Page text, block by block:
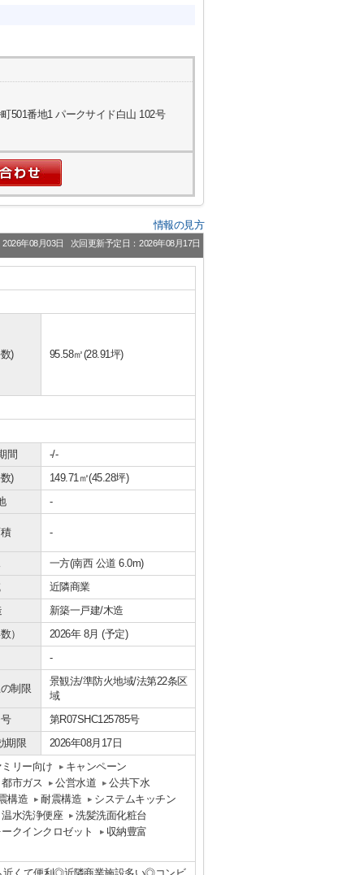
501番地1 パークサイド白山 102号
情報の見方
年08月03日 次回更新予定日：2026年08月17日
) 95.58㎡(28.91坪)
間
-/-
)
149.71㎡(45.28坪)
-
-
一方(南西 公道 6.0m)
近隣商業
新築一戸建/木造
）
2026年 8月 (予定)
-
制限
景観法/準防火地域/法第22条区
域
第R07SHC125785号
期限
2026年08月17日
リー向け
キャンペーン
都市ガス
公営水道
公共下水
構造
耐震構造
システムキッチン
温水洗浄便座
洗髪洗面化粧台
クインクロゼット
収納豊富